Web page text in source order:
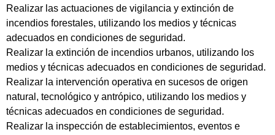
Realizar las actuaciones de vigilancia y extinción de
incendios forestales, utilizando los medios y técnicas
adecuados en condiciones de seguridad.
Realizar la extinción de incendios urbanos, utilizando los
medios y técnicas adecuados en condiciones de seguridad.
Realizar la intervención operativa en sucesos de origen
natural, tecnológico y antrópico, utilizando los medios y
técnicas adecuados en condiciones de seguridad.
Realizar la inspección de establecimientos, eventos e